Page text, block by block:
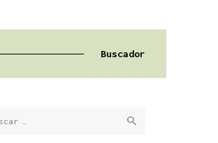
Buscador